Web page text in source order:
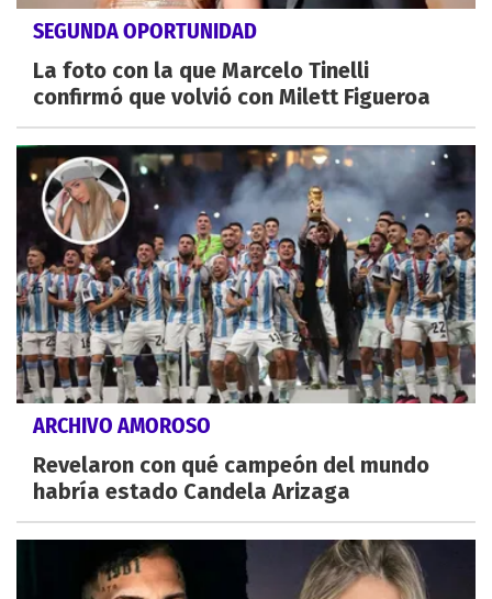
SEGUNDA OPORTUNIDAD
La foto con la que Marcelo Tinelli
confirmó que volvió con Milett Figueroa
ARCHIVO AMOROSO
Revelaron con qué campeón del mundo
habría estado Candela Arizaga